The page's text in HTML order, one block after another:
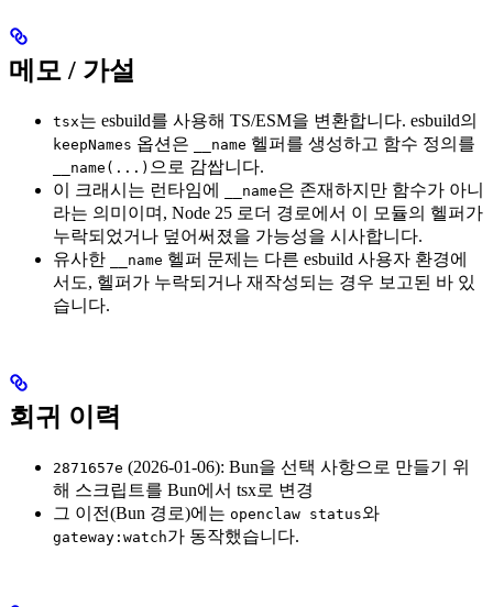
메모 / 가설
tsx는 esbuild를 사용해 TS/ESM을 변환합니다. esbuild의
keepNames 옵션은 __name 헬퍼를 생성하고 함수 정의를
__name(...) 으로 감쌉니다.
이 크래시는 런타임에
__name은 존재하지만 함수가 아니
라는 의미이며, Node 25 로더 경로에서 이 모듈의 헬퍼가
누락되었거나 덮어써졌을 가능성을 시사합니다.
유사한
__name 헬퍼 문제는 다른 esbuild 사용자 환경에
서도, 헬퍼가 누락되거나 재작성되는 경우 보고된 바 있
습니다.
회귀 이력
2871657e (2026-01-06): Bun을 선택 사항으로 만들기 위
해 스크립트를 Bun에서 tsx로 변경
그 이전(Bun 경로)에는 openclaw status와
gateway:watch가 동작했습니다.